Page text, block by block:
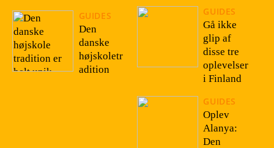
GUIDES
Den
danske
højskoletr
adition
GUIDES
Gå ikke
glip af
disse tre
oplevelser
i Finland
GUIDES
Oplev
Alanya:
Den